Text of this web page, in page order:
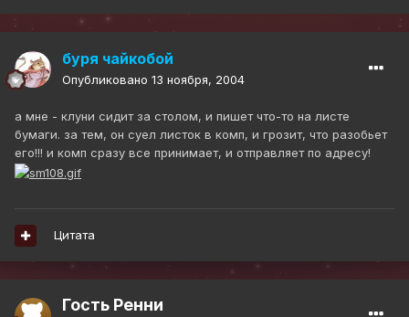
буря чайкобой
Опубликовано 13 ноября, 2004
а мне - клуни сидит за столом, и пишет что-то на листе
бумаги. за тем, он суел листок в комп, и грозит, что разобьет
его!!! и комп сразу все принимает, и отправляет по адресу!
Цитата
Гость Ренни